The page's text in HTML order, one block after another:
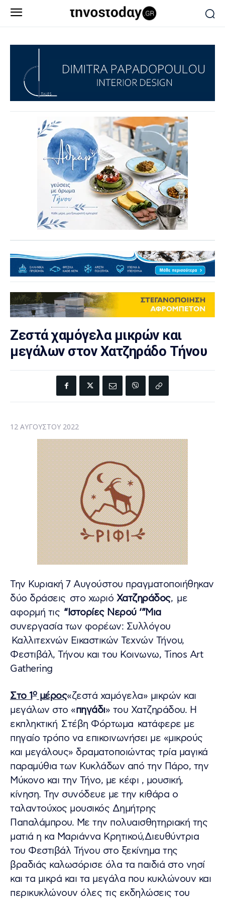
Ζεστά χαμόγελα μικρών και
μεγάλων στον Χατζηράδο Τήνου
12 ΑΥΓΟΎΣΤΟΥ 2022
Την Κυριακή 7 Αυγούστου πραγματοποιήθηκαν
δύο δράσεις στο χωριό Χατζηράδος, με
αφορμή τις “Ιστορίες Νερού ‘”Μια
συνεργασία των φορέων: Συλλόγου
Καλλιτεχνών Εικαστικών Τεχνών Τήνου,
Φεστιβάλ, Τήνου και του Κοινωνω, Tinos Art
Gathering
Στο 1ομέρος«ζεστά χαμόγελα» μικρών και
μεγάλων στο «πηγάδι» του Χατζηράδου. Η
εκπληκτική Στέβη Φόρτωμα κατάφερε με
πηγαίο τρόπο να επικοινωνήσει με «μικρούς
και μεγάλους» δραματοποιώντας τρία μαγικά
παραμύθια των Κυκλάδων από την Πάρο, την
Μύκονο και την Τήνο, με κέφι , μουσική,
κίνηση. Την συνόδευε με την κιθάρα ο
ταλαντούχος μουσικός Δημήτρης
Παπαλάμπρου. Με την πολυαισθητηριακή της
ματιά η κα Μαριάννα Κρητικού,Διευθύντρια
του Φεστιβάλ Τήνου στο ξεκίνημα της
βραδιάς καλωσόρισε όλα τα παιδιά στο νησί
και τα μικρά και τα μεγάλα που κυκλώνουν και
περικυκλώνουν όλες τις εκδηλώσεις του